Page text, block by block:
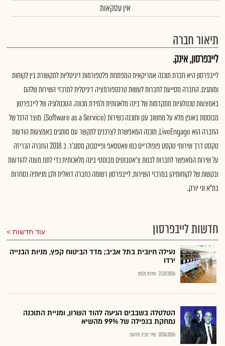
אין עסקאות
תיאור חברה
לייבפרסון, אינק.
לייבפרסון היא חברת תוכנה אמריקאית המפתחת פלטפורמות דיגיטליות לתקשורת בין לקוחות
ומותגים. החברה מסייעת לחברות לעשות טרנספורמציה דיגיטלית למרכזי השירות שלהם
באמצעות טכנולוגיות מתקדמות של בינה מלאכותית ולמידת מכונה. הטכנולוגיה של לייבפרסון
מבוססת באופן מלא על מחשוב ענן ותוכנה כשירות (Software as a Service). מוצר הדגל של
החברה הוא LiveEngage, תוכנה המאפשרת לצרכנים לתקשר עם מותגים באמצעות הודעות
טקסט דרך שירותי טקסט פופולריים כמו וואטסאפ ופייסבוק מסנג'ר. ב 2018 החברה הכריזה
על שירות המאפשר לחברות לבנות צ’אטבוטים מבוססי בינה מלאכותית כדי לתת מענה להודעות
ובקשות של לקוחותיהן במרכזי השירות. לייבפרסון רשומה כחברה דואלית ולכן מניותיה נסחרות
בת"א וני יורק..
חדשות לייבפרסון עוד חדשות
נעילה חיובית בתל אביב; מדד הביטוח קפץ, מניות הבנייה
ירדו
22.07.2026 שירות גלובס
הטלטלה בשבבים הגיעה להוד השרון, ומניית התוכנה
נמחקת בנפילה של 99% מהשיא
07.06.2026 שירי חביב-ולדהורן